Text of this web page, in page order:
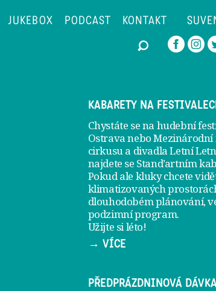
JUKEBOX PODCAST KONTAKT
KABARETY NA
Chystáte se na hudební
Ostrava nebo
cirkusu a divadla Letní
najdete se Stand’artním
Pokud ale kluky chcete
klimatizovaných
dlouhodobém plánování,
podzimní program.
Užijte si léto!
→ VÍCE
PŘEDPRÁZDNINOVÁ